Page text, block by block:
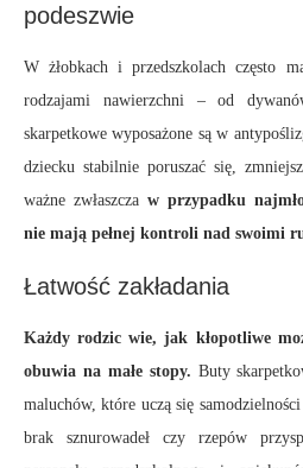
podeszwie
W żłobkach i przedszkolach często
rodzajami nawierzchni – od
skarpetkowe wyposażone są w
dziecku stabilnie poruszać się,
ważne zwłaszcza w przypadku
nie mają pełnej kontroli nad swoimi
Łatwość zakładania
Każdy rodzic wie, jak kłopotliwe
obuwia na małe stopy. Buty
maluchów, które uczą się
brak sznurowadeł czy rzepów